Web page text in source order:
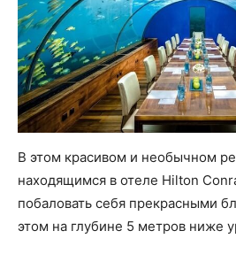
В этом красивом и необычном
находящимся в отеле Hilton
побаловать себя прекрасными
этом на глубине 5 метров ниже